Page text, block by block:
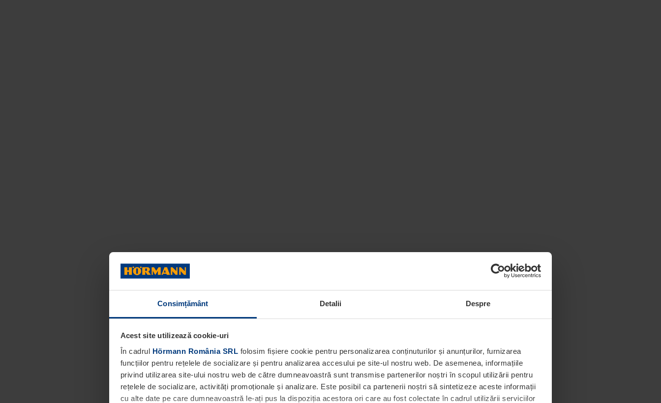
Consimțământ Detalii Despre
Acest site utilizează cookie-uri
În cadrul Hörmann România SRL folosim fișiere cookie pentru personalizarea conținuturilor și anunțurilor, furnizarea
funcțiilor pentru rețelele de socializare și pentru analizarea accesului pe site-ul nostru web. De asemenea, informațiile
privind utilizarea site-ului nostru web de către dumneavoastră sunt transmise partenerilor noștri în scopul utilizării pentru
rețelele de socializare, activități promoționale și analizare. Este posibil ca partenerii noștri să sintetizeze aceste informații
cu alte date pe care dumneavoastră le-ați pus la dispoziția acestora ori care au fost colectate în cadrul utilizării serviciilor